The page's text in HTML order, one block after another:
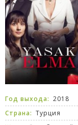
Год выхода: 2018
Страна: Турция